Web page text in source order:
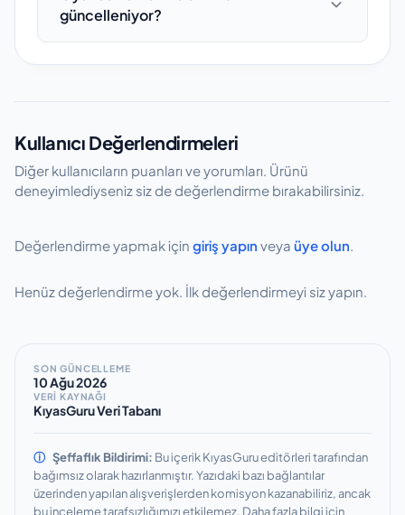
yan yana gösterilir. Böylece performans ve
yer alan ve performans özellikleri açısından
yakın profildeki oyuncular listelenir. Bu
öneriler pozisyon, yaş grubu ve istatistiksel
güncelleniyor?
Önemli transfer veya performans
değişikliklerinde güncellemeler
hızlandırılmaktadır.
Kullanıcı Değerlendirmeleri
Diğer kullanıcıların puanları ve yorumları. Ürünü
deneyimlediyseniz siz de değerlendirme bırakabilirsiniz.
Değerlendirme yapmak için giriş yapın veya üye olun
Henüz değerlendirme yok. İlk değerlendirmeyi siz yapın.
SON GÜNCELLEME
10 Ağu 2026
VERİ KAYNAĞI
KıyasGuru Veri Tabanı
ⓘ Şeffaflık Bildirimi: Bu içerik KıyasGuru editörleri tarafından
bağımsız olarak hazırlanmıştır.Yazıdaki bazı bağlantılar
üzerinden yapılan alışverişlerden komisyon kazanabiliriz, ancak
bu inceleme tarafsızlığımızı etkilemez. Daha fazla bilgi için